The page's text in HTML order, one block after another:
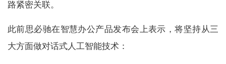
路紧密关联。
此前思必驰在智慧办公产品发布会上表示，将坚持从三
大方面做对话式人工智能技术：